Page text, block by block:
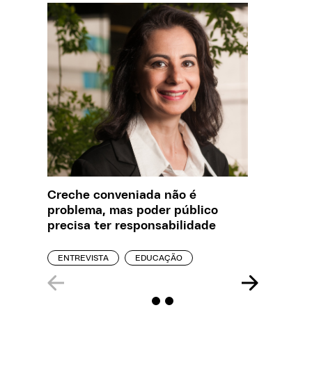
Creche conveniada não é
problema, mas poder público
precisa ter responsabilidade
ENTREVISTA EDUCAÇÃO